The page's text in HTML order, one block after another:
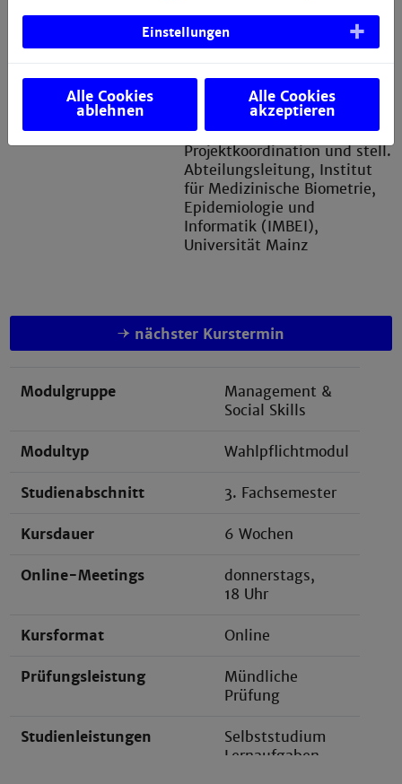
Lucas Sandkämper
Projektkoordination und stell.
Abteilungsleitung, Institut
für Medizinische Biometrie,
Epidemiologie und
Informatik (IMBEI),
Universität Mainz
nächster Kurstermin
Modulgruppe
Management &
Social Skills
Modultyp Wahlpflichtmodul
Studienabschnitt 3. Fachsemester
Kursdauer 6 Wochen
Online-Meetings
donnerstags,
18 Uhr
Kursformat Online
Prüfungsleistung
Mündliche
Prüfung
Studienleistungen
Selbststudium
Lernaufgaben
Einstellungen
Alle Cookies
ablehnen
Alle Cookies
akzeptieren